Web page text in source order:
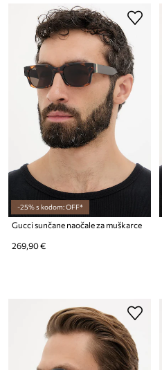
-25% s kodom: OFF*
Gucci sunčane naočale za muškarce
269,90 €